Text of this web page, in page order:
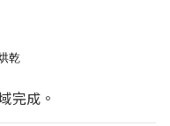
乾
完成。